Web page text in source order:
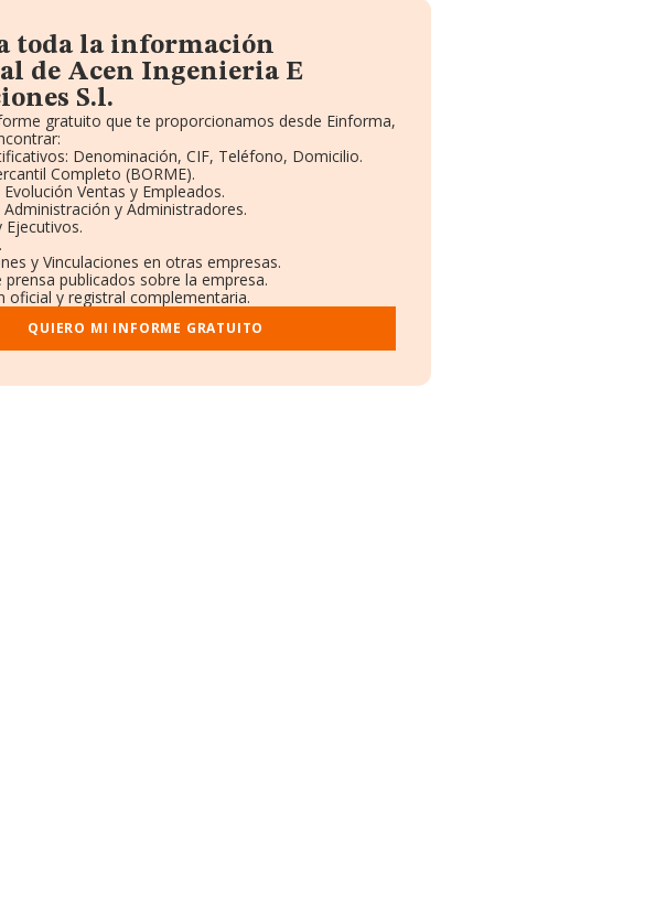
toda la información
de Acen Ingenieria E
S.l.
gratuito que te proporcionamos desde Einforma,
Denominación, CIF, Teléfono, Domicilio.
Completo (BORME).
Ventas y Empleados.
y Administradores.
Ejecutivos.
y Vinculaciones en otras empresas.
prensa publicados sobre la empresa.
oficial y registral complementaria.
QUIERO MI INFORME GRATUITO